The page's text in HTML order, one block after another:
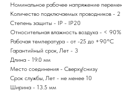
Номинальное рабочее напряжение
Количество подключаемых проводников - 2
Степень защиты - IP - IP20
Относительная влажность воздуха - < 90%
Рабочая температура - от -25 до +90°C
Гарантийный срок, Лет - 3
Длина - 19.0 мм
Место соединения - Сверху/снизу
Срок службы, Лет - не менее 10
Ширина - 13.5 мм